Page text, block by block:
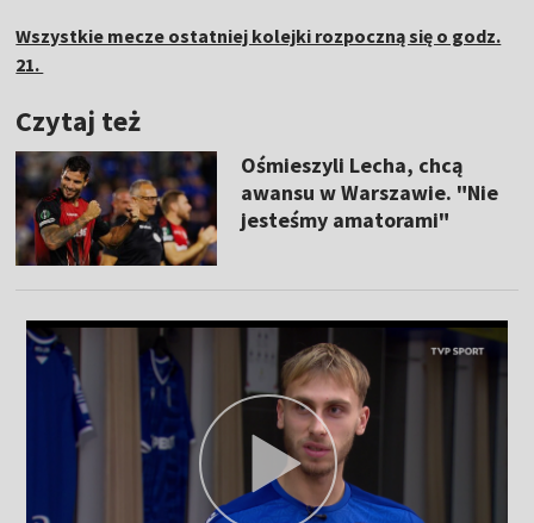
Wszystkie mecze ostatniej kolejki rozpoczną się o godz.
21.
Czytaj też
Ośmieszyli Lecha, chcą
awansu w Warszawie. "Nie
jesteśmy amatorami"